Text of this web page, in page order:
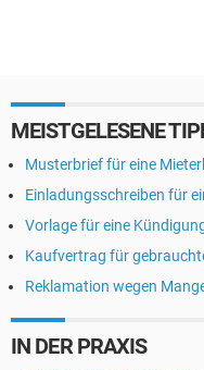
MEISTGELESENE
Musterbrief für eine
Einladungsschreiben für
Vorlage für eine
Kaufvertrag für
Reklamation wegen
IN DER PRAXIS